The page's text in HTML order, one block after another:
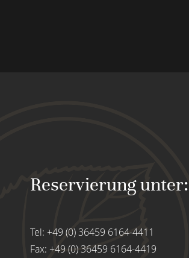
Reservierung unter:
Tel: +49 (0) 36459 6164-4411
Fax: +49 (0) 36459 6164-4419